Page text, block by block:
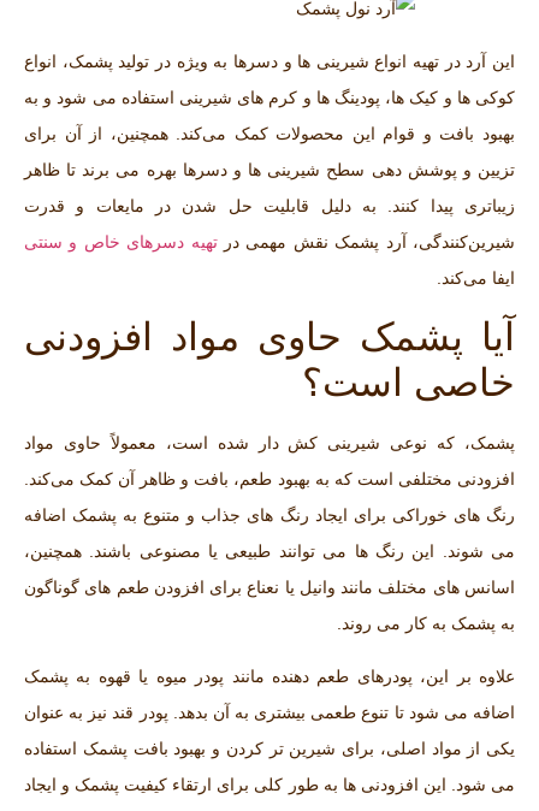
این آرد در تهیه انواع شیرینی ‌ها و دسرها به ‌ویژه در تولید پشمک، انواع
کوکی ‌ها و کیک ‌ها، پودینگ ‌ها و کرم‌ های شیرینی استفاده می ‌شود و به
بهبود بافت و قوام این محصولات کمک می‌کند. همچنین، از آن برای
تزیین و پوشش ‌دهی سطح شیرینی‌ ها و دسرها بهره می ‌برند تا ظاهر
زیباتری پیدا کنند. به دلیل قابلیت حل شدن در مایعات و قدرت
شیرین‌کنندگی، آرد پشمک نقش مهمی درتهیه دسرهای خاص و سنتی
ایفا می‌کند.
آیا پشمک حاوی مواد افزودنی
خاصی است؟
پشمک، که نوعی شیرینی کش دار شده است، معمولاً حاوی مواد
افزودنی مختلفی است که به بهبود طعم، بافت و ظاهر آن کمک می‌کند.
رنگ‌ های خوراکی برای ایجاد رنگ ‌های جذاب و متنوع به پشمک اضافه
می ‌شوند. این رنگ ‌ها می ‌توانند طبیعی یا مصنوعی باشند. همچنین،
اسانس ‌های مختلف مانند وانیل یا نعناع برای افزودن طعم‌ های گوناگون
به پشمک به کار می ‌روند.
علاوه بر این، پودرهای طعم‌ دهنده مانند پودر میوه یا قهوه به پشمک
اضافه می‌ شود تا تنوع طعمی بیشتری به آن بدهد. پودر قند نیز به عنوان
یکی از مواد اصلی، برای شیرین ‌تر کردن و بهبود بافت پشمک استفاده
می‌ شود. این افزودنی ‌ها به طور کلی برای ارتقاء کیفیت پشمک و ایجاد